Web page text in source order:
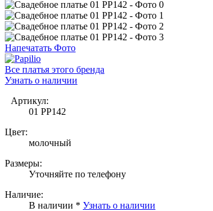
Напечатать Фото
Все платья этого бренда
Узнать о наличии
Артикул:
01 PP142
Цвет:
молочный
Размеры:
Уточняйте по телефону
Наличие:
В наличии * Узнать о наличии